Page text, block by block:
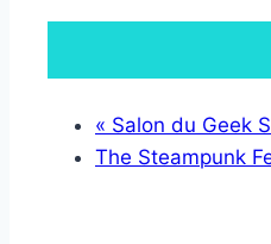
« Salon du Geek
The Steampunk